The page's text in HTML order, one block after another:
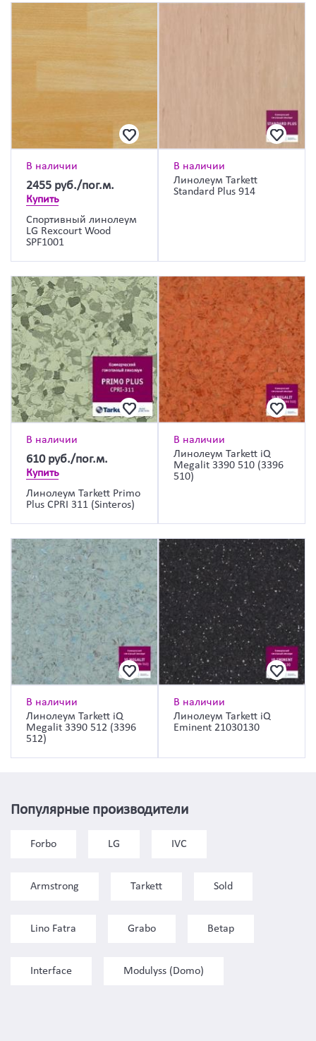
В наличии
2455 руб./пог.м.
Купить
Спортивный линолеум
LG Rexcourt Wood
SPF1001
В наличии
Линолеум Tarkett
Standard Plus 914
В наличии
610 руб./пог.м.
Купить
Линолеум Tarkett Primo
Plus CPRI 311 (Sinteros)
В наличии
Линолеум Tarkett iQ
Megalit 3390 510 (3396
510)
В наличии
Линолеум Tarkett iQ
Megalit 3390 512 (3396
512)
В наличии
Линолеум Tarkett iQ
Eminent 21030130
Популярные производители
Forbo LG IVC
Armstrong Tarkett Sold
Lino Fatra Grabo Betap
Interface Modulyss (Domo)